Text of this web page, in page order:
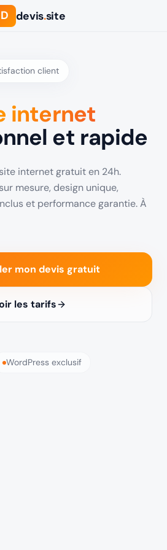
D devis.site
client
internet
et rapide
internet gratuit en 24h.
mesure, design unique,
et performance garantie. À
mon devis gratuit
les tarifs
WordPress exclusif